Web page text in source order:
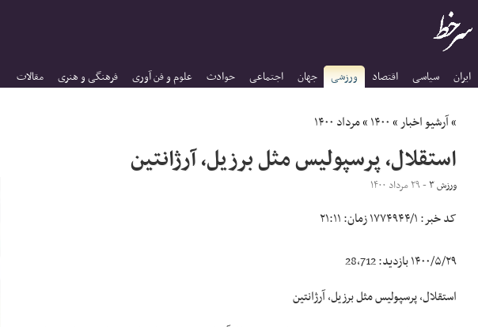
ایران سیاسی اقتصاد ورزشی جهان اجتماعی حوادث علوم و فن آوری فرهنگی و هنری مقالات
»آرشیو اخبار»۱۴۰۰»مرداد ۱۴۰۰
استقلال، پرسپولیس مثل برزیل، آرژانتین
ورزش ۳ - ۲۹ مرداد ۱۴۰۰
کد خبر:۱۷۷۴۹۴۴/۱زمان:۲۱:۱۱
۱۴۰۰/۵/۲۹بازدید:28,712
استقلال، پرسپولیس مثل برزیل، آرژانتین